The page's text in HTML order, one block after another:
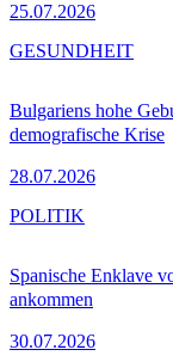
25.07.2026
Bulgariens hohe
demografische Krise
28.07.2026
GESUNDHEIT
Spanische Enklave
ankommen
30.07.2026
POLITIK